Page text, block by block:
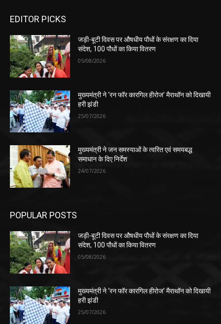
EDITOR PICKS
जड़ी-बूटी दिवस पर औषधीय पौधों के संरक्षण का दिया
संदेश, 100 पौधों का किया वितरण
05/08/2026
मुख्यमंत्री ने ‘रन फॉर कारगिल हीरोज’ मैराथॉन को दिखायी
हरी झंडी
25/07/2026
मुख्यमंत्री ने जन समस्याओं के त्वरित एवं समयबद्ध
समाधान के दिए निर्देश
24/07/2026
POPULAR POSTS
जड़ी-बूटी दिवस पर औषधीय पौधों के संरक्षण का दिया
संदेश, 100 पौधों का किया वितरण
05/08/2026
मुख्यमंत्री ने ‘रन फॉर कारगिल हीरोज’ मैराथॉन को दिखायी
हरी झंडी
25/07/2026